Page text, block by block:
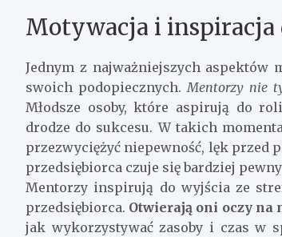
Motywacja i inspiracja
Jednym z najważniejszych
swoich podopiecznych.Mentorzy nie
Młodsze osoby, które aspirują do
drodze do sukcesu. W takich
przezwyciężyć niepewność, lęk przed
przedsiębiorca czuje się bardziej
Mentorzy inspirują do wyjścia ze
przedsiębiorca. Otwierają oni oczy na
jak wykorzystywać zasoby i czas w